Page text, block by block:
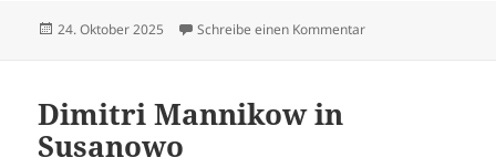
Veröffentlicht
24. Oktober 2025 Schreibe einen Kommentarzu Hildebrandt
Dimitri Mannikow in
Susanowo